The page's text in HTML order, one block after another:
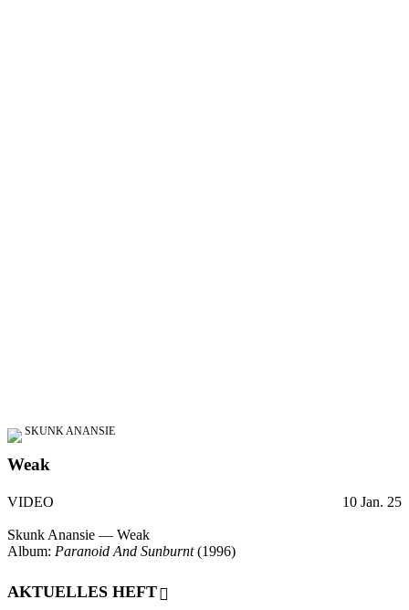
SKUNK ANANSIE
Weak
VIDEO 10 Jan. 25
Skunk Anansie — Weak
Album: Paranoid And Sunburnt(1996)
AKTUELLES HEFT